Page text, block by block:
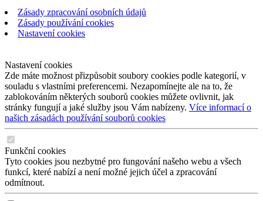
Zásady zpracování osobních údajů
Zásady používání cookies
Nastavení cookies
Nastavení cookies
Zde máte možnost přizpůsobit soubory cookies podle kategorií, v
souladu s vlastními preferencemi. Nezapomínejte ale na to, že
zablokováním některých souborů cookies můžete ovlivnit, jak
stránky fungují a jaké služby jsou Vám nabízeny. Více informací o
našich zásadách používání souborů cookies
Funkční cookies
Tyto cookies jsou nezbytné pro fungování našeho webu a všech
funkcí, které nabízí a není možné jejich účel a zpracování
odmítnout.